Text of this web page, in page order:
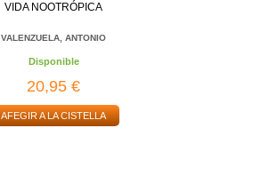
VIDA NOOTRÓPICA
VALENZUELA, ANTONIO
Disponible
20,95 €
AFEGIR A LA CISTELLA